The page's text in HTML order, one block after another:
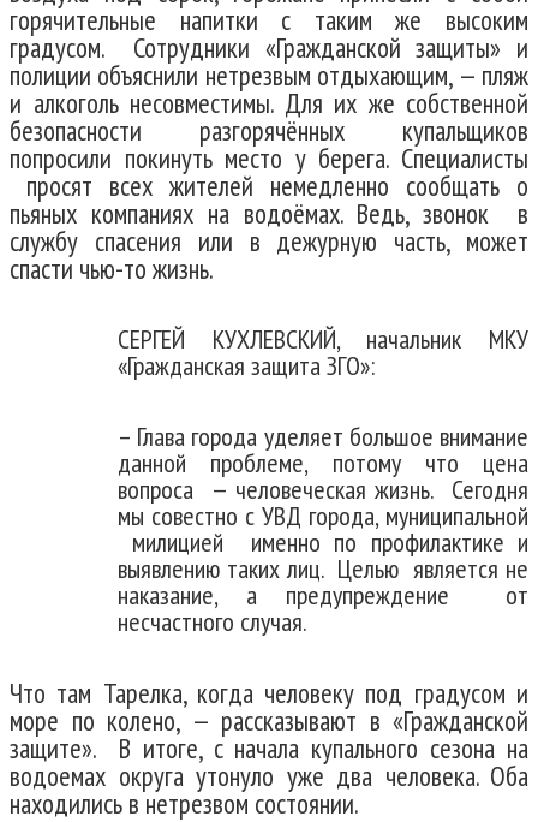
горячительные напитки с таким же высоким
градусом. Сотрудники «Гражданской защиты» и
полиции объяснили нетрезвым отдыхающим, — пляж
и алкоголь несовместимы. Для их же собственной
безопасности разгорячённых купальщиков
попросили покинуть место у берега. Специалисты
просят всех жителей немедленно сообщать о
пьяных компаниях на водоёмах. Ведь, звонок в
службу спасения или в дежурную часть, может
спасти чью-то жизнь.
СЕРГЕЙ КУХЛЕВСКИЙ, начальник МКУ
«Гражданская защита ЗГО»:
– Глава города уделяет большое внимание
данной проблеме, потому что цена
вопроса — человеческая жизнь. Сегодня
мы совестно с УВД города, муниципальной
милицией именно по профилактике и
выявлению таких лиц. Целью является не
наказание, а предупреждение от
несчастного случая.
Что там Тарелка, когда человеку под градусом и
море по колено, — рассказывают в «Гражданской
защите». В итоге, с начала купального сезона на
водоемах округа утонуло уже два человека. Оба
находились в нетрезвом состоянии.